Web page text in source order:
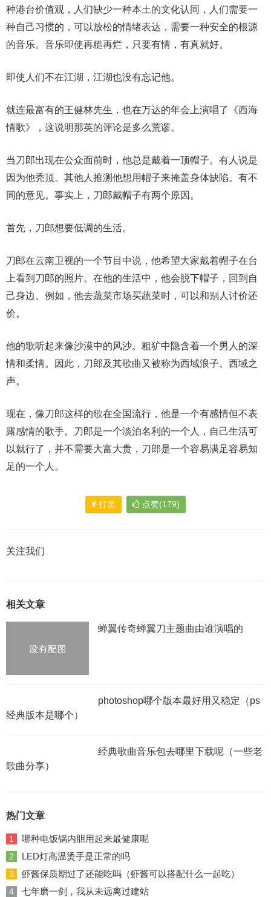
种港台价值观，人们缺少一种本土的文化认同，人们需要一
种自己习惯的，可以放松的情绪表达，需要一种安全的根源
的音乐。音乐即使再糙再烂，只要有情，有真就好。
即使人们不在江湖，江湖也没有忘记他。
就连最富有的王健林先生，也在万达的年会上演唱了《西海
情歌》，这说明那英的评论是多么荒谬。
当刀郎出现在公众面前时，他总是戴着一顶帽子。有人说是
因为他秃顶。其他人推测他想用帽子来掩盖身体缺陷。有不
同的意见。事实上，刀郎戴帽子有两个原因。
首先，刀郎想要低调的生活。
刀郎在云南卫视的一个节目中说，他希望大家戴着帽子在台
上看到刀郎的照片。在他的生活中，他会脱下帽子，回到自
己身边。例如，他去蔬菜市场买蔬菜时，可以和别人讨价还
价。
他的歌听起来像沙漠中的风沙。粗犷中隐含着一个男人的深
情和柔情。因此，刀郎及其歌曲又被称为西域浪子、西域之
声。
现在，像刀郎这样的歌在全国流行，他是一个有感情但不表
露感情的歌手。刀郎是一个淡泊名利的一个人，自己生活可
以就行了，并不需要大富大贵，刀郎是一个容易满足容易知
足的一个人。
打赏 点赞(179)
关注我们
相关文章
蝉翼传奇蝉翼刀主题曲由谁演唱的
photoshop哪个版本最好用又稳定（ps
经典版本是哪个）
经典歌曲音乐包去哪里下载呢（一些老
歌曲分享）
热门文章
1 哪种电饭锅内胆用起来最健康呢
2 LED灯高温烫手是正常的吗
3 虾酱保质期过了还能吃吗（虾酱可以搭配什么一起吃）
4 七年磨一剑，我从未远离过建站